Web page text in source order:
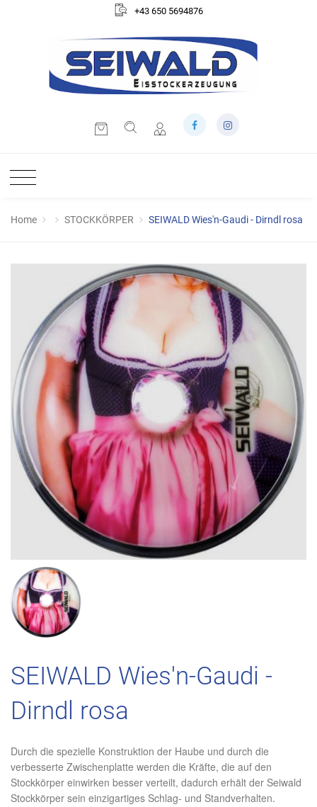
+43 650 5694876
Home STOCKKÖRPER SEIWALD Wies'n-Gaudi - Dirndl rosa
SEIWALD Wies'n-Gaudi -
Dirndl rosa
Durch die spezielle Konstruktion der Haube und durch die
verbesserte Zwischenplatte werden die Kräfte, die auf den
Stockkörper einwirken besser verteilt, dadurch erhält der Seiwald
Stockkörper sein einzigartiges Schlag- und Standverhalten.